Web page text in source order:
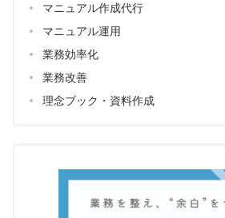
マニュアル作成代行
マニュアル運用
業務効率化
業務改善
理念ブック・資料作成